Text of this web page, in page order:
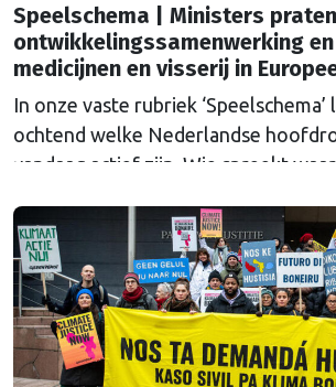
Speelschema | Ministers
ontwikkelingssamenwerking
medicijnen en visserij in
In onze vaste rubriek ‘Speelschema’
ochtend welke Nederlandse
vandaag actief zijn. Wie spreekt
agenda?